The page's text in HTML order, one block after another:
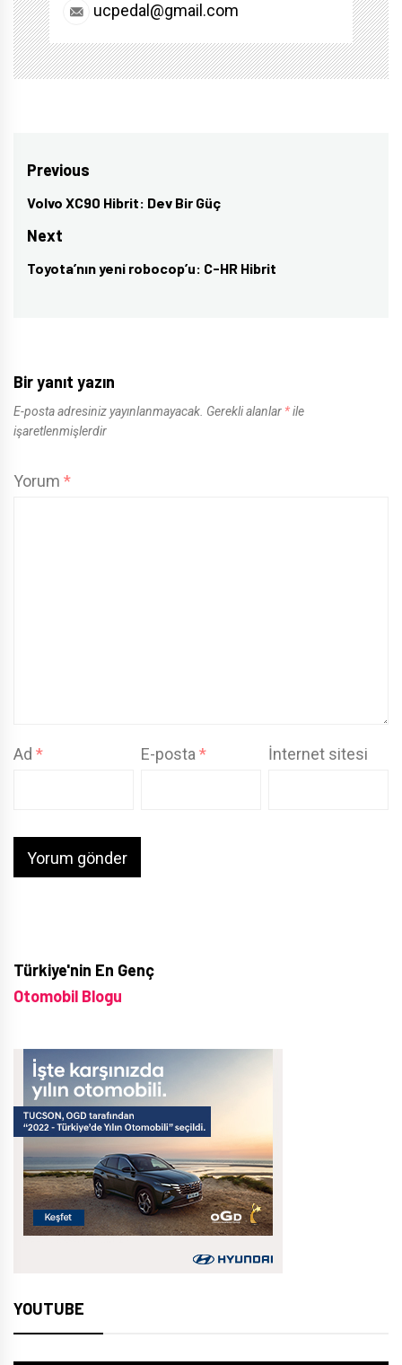
ucpedal@gmail.com
Yazı
gezinmesi
Previous
Previous
post:
Volvo XC90 Hibrit: Dev Bir Güç
Next
Next
Toyota’nın yeni robocop’u: C-HR Hibrit
Bir yanıt yazın
E-posta adresiniz yayınlanmayacak. Gerekli alanlar *ile
işaretlenmişlerdir
Yorum *
Ad * E-posta* İnternet sitesi
Türkiye'nin En Genç
Otomobil Blogu
YOUTUBE